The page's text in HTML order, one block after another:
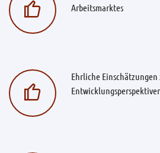
Arbeitsmarktes
Ehrliche